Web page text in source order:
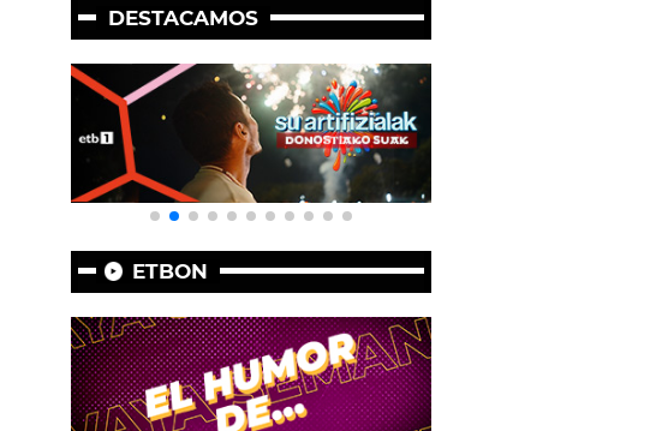
DESTACAMOS
ETBON